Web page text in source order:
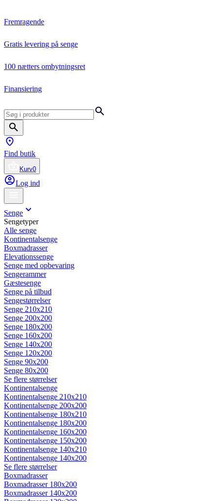
Fremragende
Gratis levering på senge
100 nætters ombytningsret
Finansiering
Find butik
Kurv0
Log ind
Senge
Sengetyper
Alle senge
Kontinentalsenge
Boxmadrasser
Elevationssenge
Senge med opbevaring
Sengerammer
Gæstesenge
Senge på tilbud
Sengestørrelser
Senge 210x210
Senge 200x200
Senge 180x200
Senge 160x200
Senge 140x200
Senge 120x200
Senge 90x200
Senge 80x200
Se flere størrelser
Kontinentalsenge
Kontinentalsenge 210x210
Kontinentalsenge 200x200
Kontinentalsenge 180x210
Kontinentalsenge 180x200
Kontinentalsenge 160x200
Kontinentalsenge 150x200
Kontinentalsenge 140x210
Kontinentalsenge 140x200
Se flere størrelser
Boxmadrasser
Boxmadrasser 180x200
Boxmadrasser 140x200